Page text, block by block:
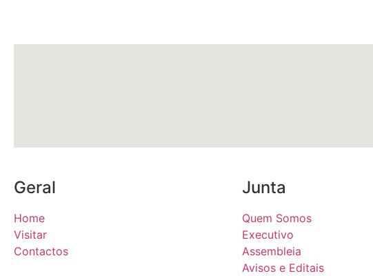
Geral
Home
Visitar
Contactos
Junta
Quem Somos
Executivo
Assembleia
Avisos e Editais